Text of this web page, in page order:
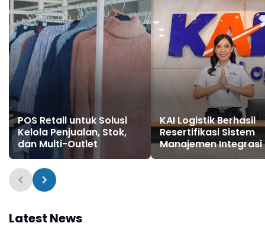
POS Retail untuk Solusi
Kelola Penjualan, Stok,
dan Multi-Outlet
KAI Logistik Berhasil
Resertifikasi Sistem
Manajemen Integrasi
Perkuat Tata Kelola
Latest News